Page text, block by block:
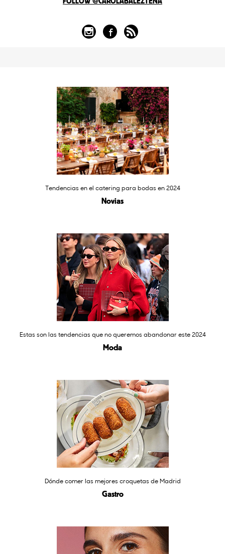
Tendencias en el catering para bodas en 2024
Novias
Estas son las tendencias que no queremos abandonar este 2024
Moda
Dónde comer las mejores croquetas de Madrid
Gastro